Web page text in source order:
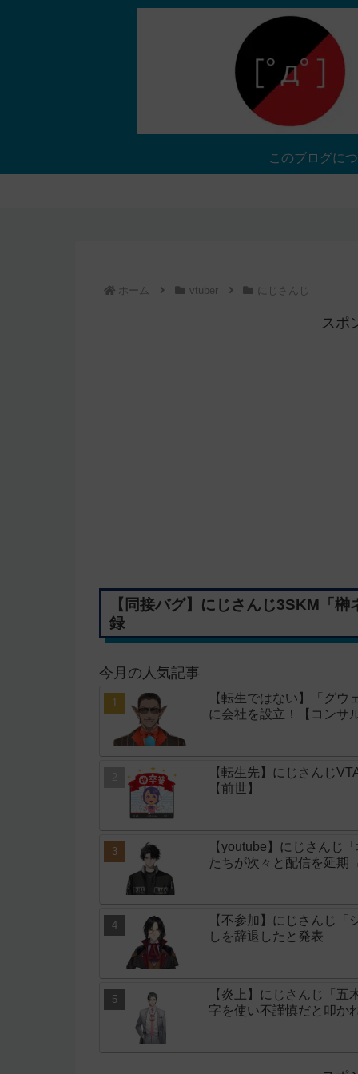
このブログに
ホーム vtuber にじさんじ
スポ
【同接バグ】にじさんじ3SKM「
録
今月の人気記事
【転生ではない】「グ
に会社を設立！【コンサ
【転生先】にじさんじ
【前世】
【youtube】にじさんじ
たちが次々と配信を延期
【不参加】にじさんじ
しを辞退したと発表
【炎上】にじさんじ「
字を使い不謹慎だと叩か